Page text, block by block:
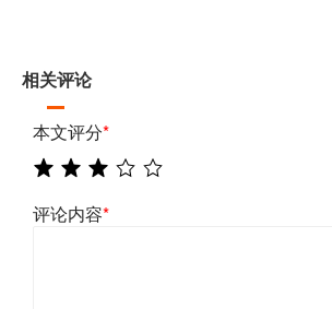
相关评论
本文评分*
评论内容*